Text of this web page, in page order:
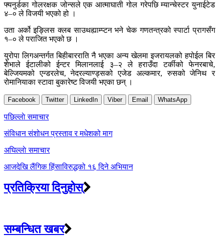
फ्यनुर्डका गोलरक्षक जोन्सले एक आत्माघाती गोल गरेपछि म्यान्चेस्टर युनाईटेड
४–० ले विजयी भएको हो ।
उता अर्को इङ्लिस क्लब साउथह्याम्प्टन भने चेक गणतन्त्रको स्पार्टा प्रागसँग
१–० ले पराजित भएको छ ।
युरोपा लिगअन्तर्गत बिहीबारराति नै भएका अन्य खेलमा इजरायलको हपोईल बिर
शेभाले ईटालीको ईन्टर मिलानलाई ३–२ ले हराउँदा टर्कीको फेनरबाचे,
बेल्जियमको एन्डरलेच, नेदरल्याण्ड्सको एजेड अल्कमार, रुसको जेनिथ र
रोमानियाका स्टावा बुकारेष्ट विजयी भएका छन् ।
Facebook Twitter LinkedIn Viber Email WhatsApp
Post
navigation
पछिल्लाे समाचार
संविधान संशोधन प्रस्ताव र मधेशको माग
अघिल्लाे समाचार
आजदेखि लैंगिक हिंसाविरुद्धको १६ दिने अभियान
प्रतिक्रिया दिनुहोस्
सम्बन्धित खबर